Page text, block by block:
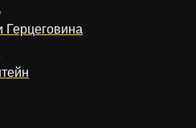
Герцеговина